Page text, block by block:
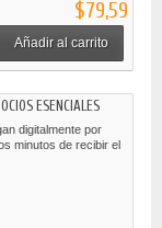
$79,59
Añadir al carrito
ESENCIALES
digitalmente por
minutos de recibir el